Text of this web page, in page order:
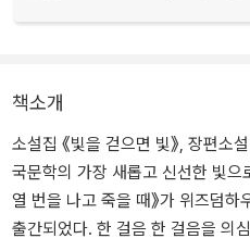
책소개
소설집 《빛을 걷으면 빛》, 장편소
국문학의 가장 새롭고 신선한 빛으
열 번을 나고 죽을 때》가 위즈덤
출간되었다. 한 걸음 한 걸음을 의